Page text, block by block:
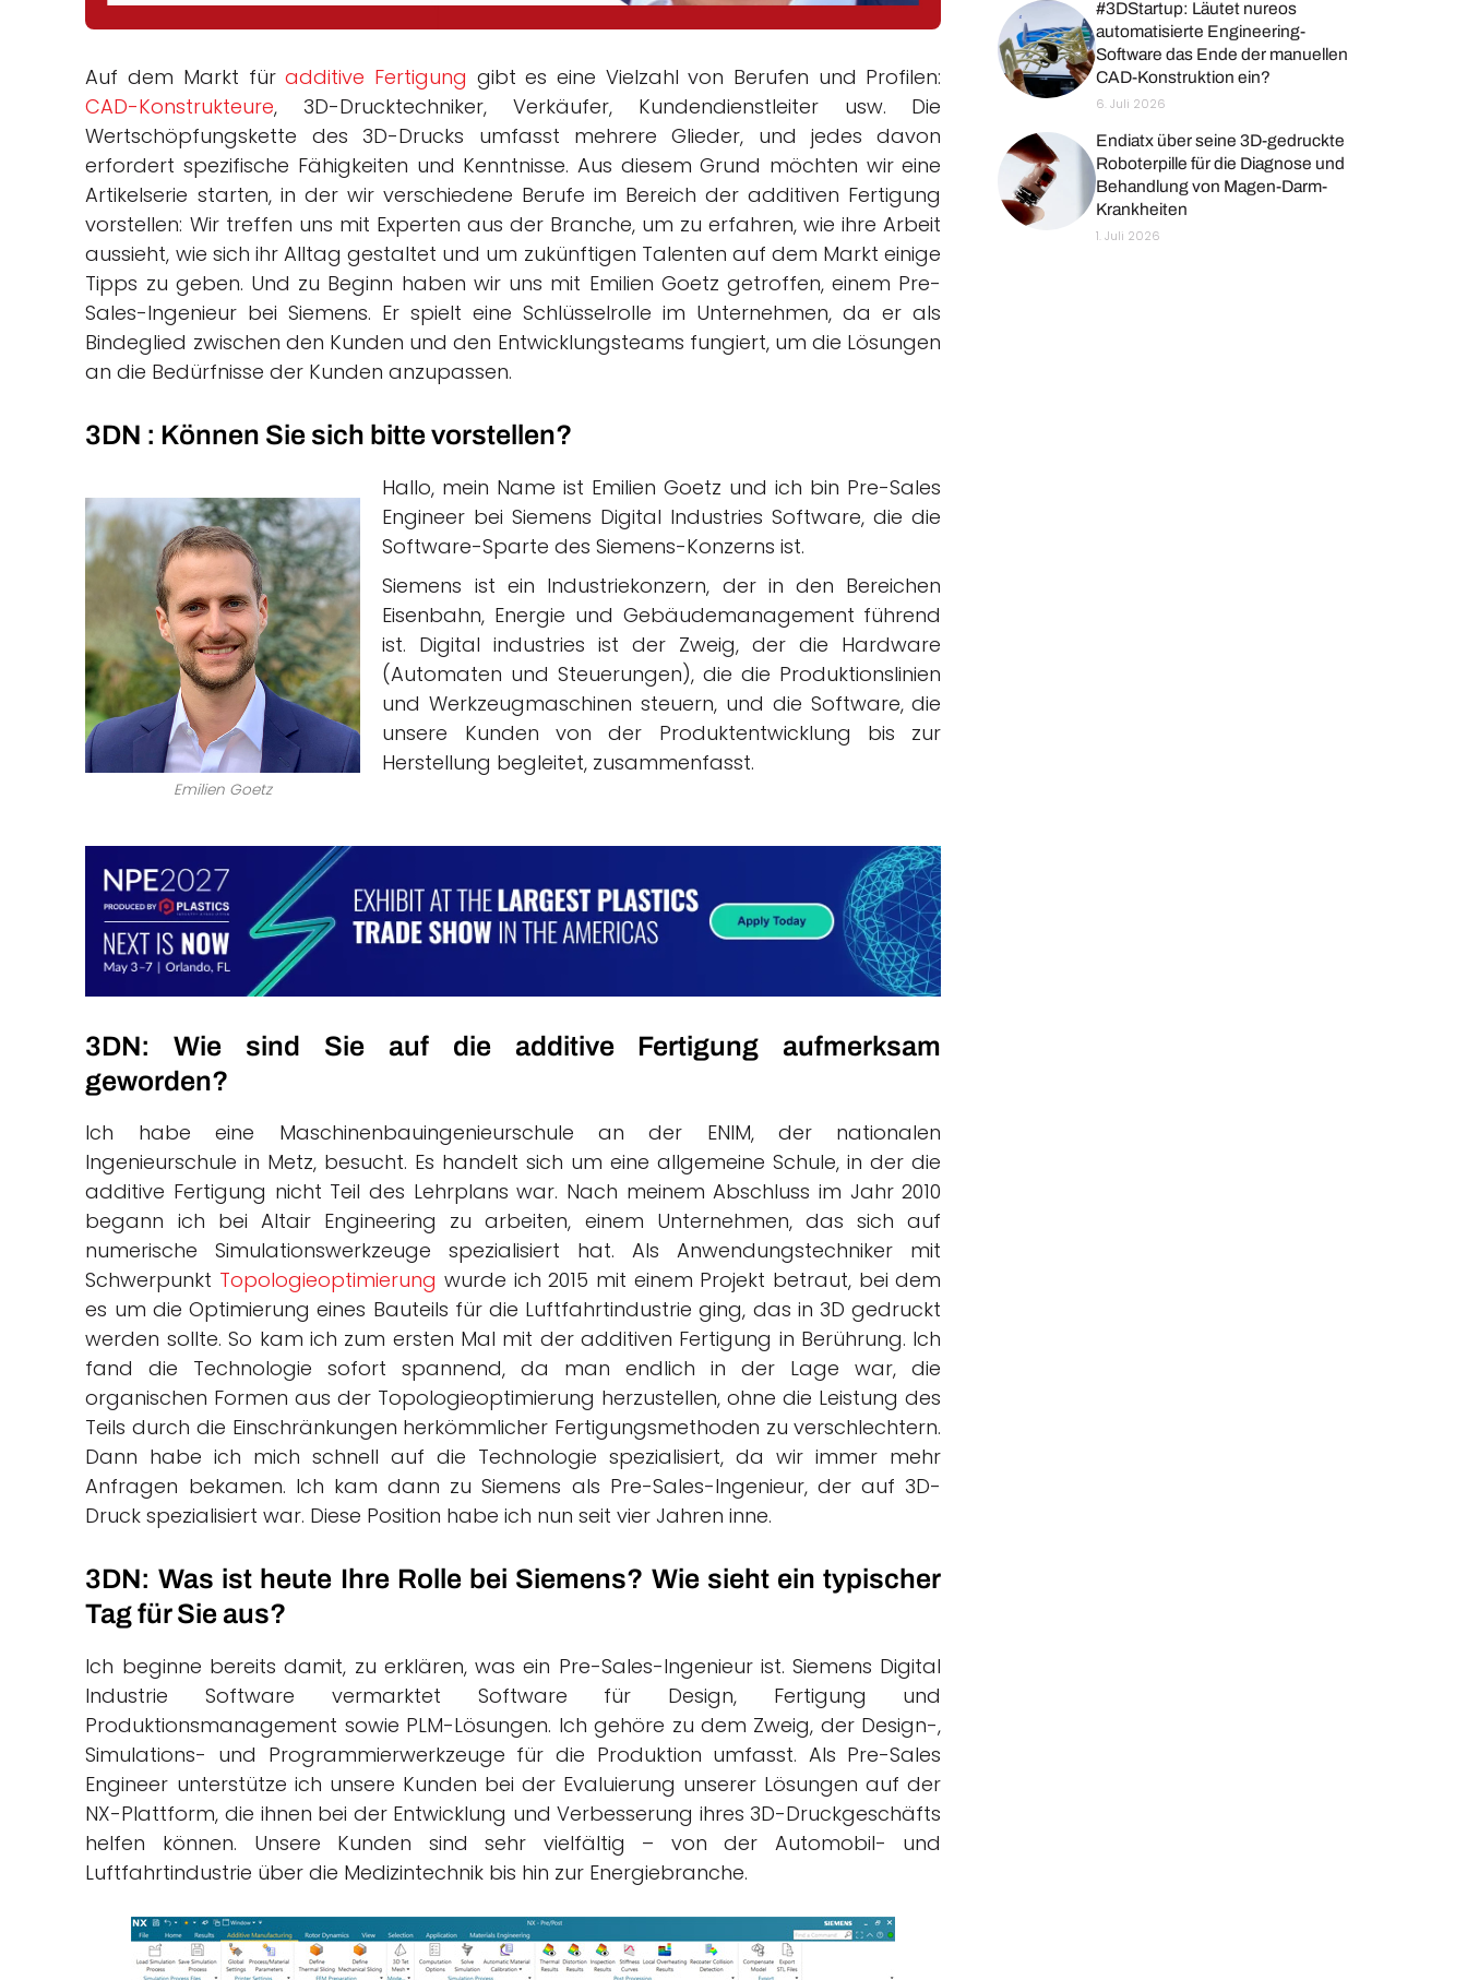
Auf dem Markt füradditive Fertigung gibt es eine Vielzahl von Berufen und Profilen:
CAD-Konstrukteure, 3D-Drucktechniker, Verkäufer, Kundendienstleiter usw. Die
Wertschöpfungskette des 3D-Drucks umfasst mehrere Glieder, und jedes davon
erfordert spezifische Fähigkeiten und Kenntnisse. Aus diesem Grund möchten wir eine
Artikelserie starten, in der wir verschiedene Berufe im Bereich der additiven Fertigung
vorstellen: Wir treffen uns mit Experten aus der Branche, um zu erfahren, wie ihre Arbeit
aussieht, wie sich ihr Alltag gestaltet und um zukünftigen Talenten auf dem Markt einige
Tipps zu geben. Und zu Beginn haben wir uns mit Emilien Goetz getroffen, einem Pre-
Sales-Ingenieur bei Siemens. Er spielt eine Schlüsselrolle im Unternehmen, da er als
Bindeglied zwischen den Kunden und den Entwicklungsteams fungiert, um die Lösungen
an die Bedürfnisse der Kunden anzupassen.
3DN : Können Sie sich bitte vorstellen?
Emilien Goetz
Hallo, mein Name ist Emilien Goetz und ich bin Pre-Sales
Engineer bei Siemens Digital Industries Software, die die
Software-Sparte des Siemens-Konzerns ist.
Siemens ist ein Industriekonzern, der in den Bereichen
Eisenbahn, Energie und Gebäudemanagement führend
ist. Digital industries ist der Zweig, der die Hardware
(Automaten und Steuerungen), die die Produktionslinien
und Werkzeugmaschinen steuern, und die Software, die
unsere Kunden von der Produktentwicklung bis zur
Herstellung begleitet, zusammenfasst.
3DN: Wie sind Sie auf die additive Fertigung aufmerksam
geworden?
Ich habe eine Maschinenbauingenieurschule an der ENIM, der nationalen
Ingenieurschule in Metz, besucht. Es handelt sich um eine allgemeine Schule, in der die
additive Fertigung nicht Teil des Lehrplans war. Nach meinem Abschluss im Jahr 2010
begann ich bei Altair Engineering zu arbeiten, einem Unternehmen, das sich auf
numerische Simulationswerkzeuge spezialisiert hat. Als Anwendungstechniker mit
Schwerpunkt Topologieoptimierung wurde ich 2015 mit einem Projekt betraut, bei dem
es um die Optimierung eines Bauteils für die Luftfahrtindustrie ging, das in 3D gedruckt
werden sollte. So kam ich zum ersten Mal mit der additiven Fertigung in Berührung. Ich
fand die Technologie sofort spannend, da man endlich in der Lage war, die
organischen Formen aus der Topologieoptimierung herzustellen, ohne die Leistung des
Teils durch die Einschränkungen herkömmlicher Fertigungsmethoden zu verschlechtern.
Dann habe ich mich schnell auf die Technologie spezialisiert, da wir immer mehr
Anfragen bekamen. Ich kam dann zu Siemens als Pre-Sales-Ingenieur, der auf 3D-
Druck spezialisiert war. Diese Position habe ich nun seit vier Jahren inne.
3DN: Was ist heute Ihre Rolle bei Siemens? Wie sieht ein typischer
Tag für Sie aus?
Ich beginne bereits damit, zu erklären, was ein Pre-Sales-Ingenieur ist. Siemens Digital
Industrie Software vermarktet Software für Design, Fertigung und
Produktionsmanagement sowie PLM-Lösungen. Ich gehöre zu dem Zweig, der Design-,
Simulations- und Programmierwerkzeuge für die Produktion umfasst. Als Pre-Sales
Engineer unterstütze ich unsere Kunden bei der Evaluierung unserer Lösungen auf der
NX-Plattform, die ihnen bei der Entwicklung und Verbesserung ihres 3D-Druckgeschäfts
helfen können. Unsere Kunden sind sehr vielfältig – von der Automobil- und
Luftfahrtindustrie über die Medizintechnik bis hin zur Energiebranche.
#3DStartup: Läutet nureos
automatisierte Engineering-
Software das Ende der manuellen
CAD-Konstruktion ein?
6. Juli 2026
Endiatx über seine 3D-gedruckte
Roboterpille für die Diagnose und
Behandlung von Magen-Darm-
Krankheiten
1. Juli 2026